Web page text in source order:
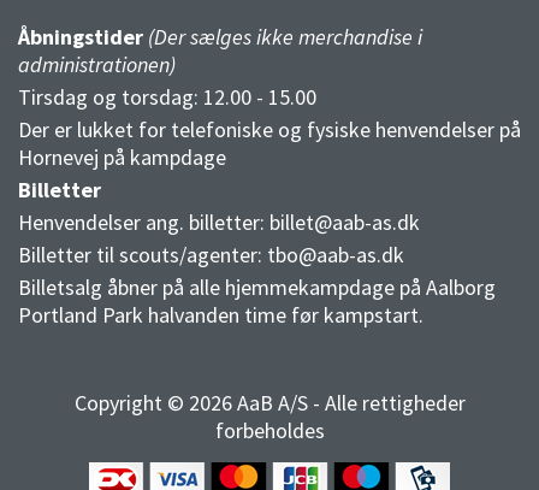
Åbningstider (Der sælges ikke merchandise i
administrationen)
Tirsdag og torsdag: 12.00 - 15.00
Der er lukket for telefoniske og fysiske henvendelser på
Hornevej på kampdage
Billetter
Henvendelser ang. billetter: billet@aab-as.dk
Billetter til scouts/agenter: tbo@aab-as.dk
Billetsalg åbner på alle hjemmekampdage på Aalborg
Portland Park halvanden time før kampstart.
Copyright © 2026 AaB A/S - Alle rettigheder
forbeholdes